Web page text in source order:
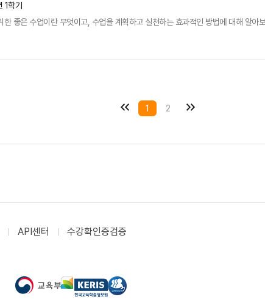
1학기
한 좋은 수업이란 무엇이고, 수업을 계획하고 실천하는 효과적인 방법에 대해 알아
1 2
API센터 수강확인증검증